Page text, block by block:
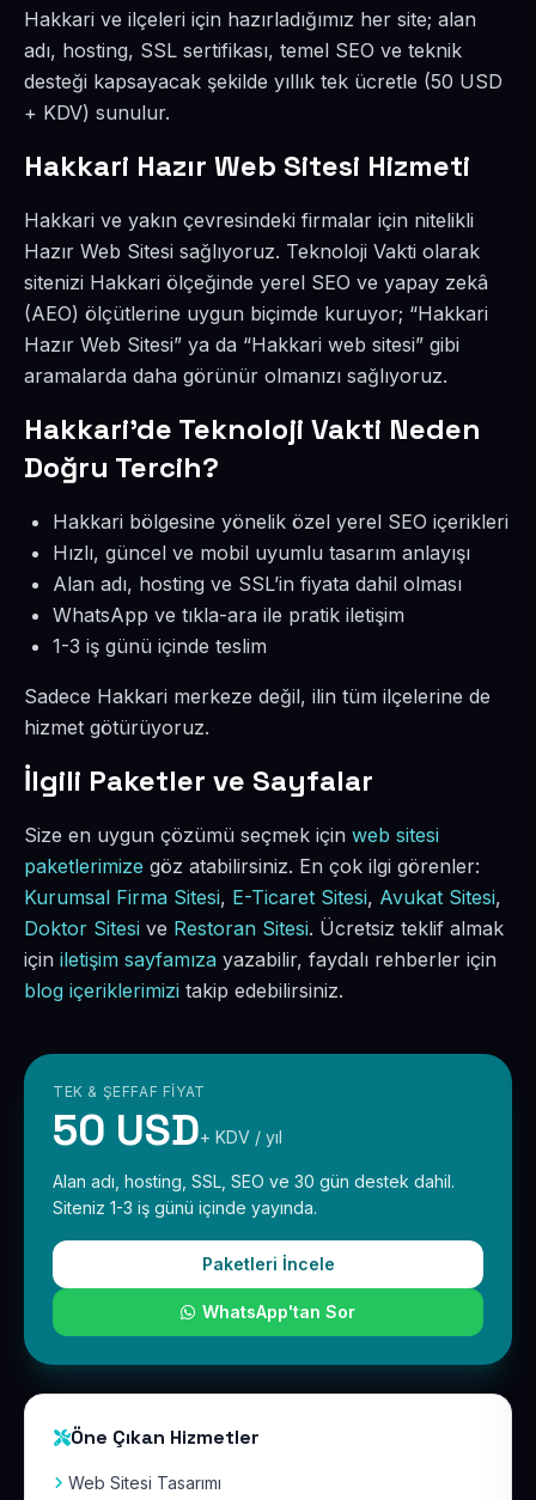
Hakkari ve ilçeleri için hazırladığımız her site; alan
adı, hosting, SSL sertifikası, temel SEO ve teknik
desteği kapsayacak şekilde yıllık tek ücretle (50 USD
+ KDV) sunulur.
Hakkari Hazır Web Sitesi Hizmeti
Hakkari ve yakın çevresindeki firmalar için nitelikli
Hazır Web Sitesi sağlıyoruz. Teknoloji Vakti olarak
sitenizi Hakkari ölçeğinde yerel SEO ve yapay zekâ
(AEO) ölçütlerine uygun biçimde kuruyor; “Hakkari
Hazır Web Sitesi” ya da “Hakkari web sitesi” gibi
aramalarda daha görünür olmanızı sağlıyoruz.
Hakkari’de Teknoloji Vakti Neden
Doğru Tercih?
Hakkari bölgesine yönelik özel yerel SEO içerikleri
Hızlı, güncel ve mobil uyumlu tasarım anlayışı
Alan adı, hosting ve SSL’in fiyata dahil olması
WhatsApp ve tıkla-ara ile pratik iletişim
1-3 iş günü içinde teslim
Sadece Hakkari merkeze değil, ilin tüm ilçelerine de
hizmet götürüyoruz.
İlgili Paketler ve Sayfalar
Size en uygun çözümü seçmek için web sitesi
paketlerimize göz atabilirsiniz. En çok ilgi görenler:
Kurumsal Firma Sitesi, E-Ticaret Sitesi, Avukat Sitesi,
Doktor Sitesi ve Restoran Sitesi. Ücretsiz teklif almak
için iletişim sayfamıza yazabilir, faydalı rehberler için
blog içeriklerimizi takip edebilirsiniz.
TEK & ŞEFFAF FIYAT
50 USD+ KDV / yıl
Alan adı, hosting, SSL, SEO ve 30 gün destek dahil.
Siteniz 1-3 iş günü içinde yayında.
Paketleri İncele
WhatsApp'tan Sor
Öne Çıkan Hizmetler
Web Sitesi Tasarımı